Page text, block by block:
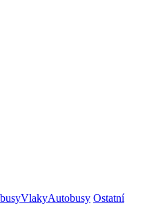
VlakyAutobusy Ostatní